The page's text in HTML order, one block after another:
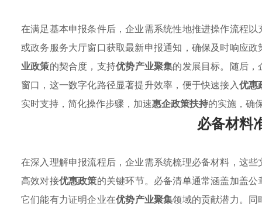
在满足基本申报条件后，企业需系统性地推进操作流程以
或政务服务大厅窗口获取最新申报通知，确保及时响应
业政策的契合度，支持优势产业聚集的发展目标。随后
窗口，这一数字化路径显著提升效率，便于快速接入优惠
实时支持，简化操作步骤，加速惠企政策扶持的实施，确
必备材料
在深入理解申报流程后，企业需系统梳理必备材料，这
高效对接优惠政策的关键环节。必备清单通常涵盖加盖
它们能有力证明企业在优势产业聚集领域的贡献潜力。同